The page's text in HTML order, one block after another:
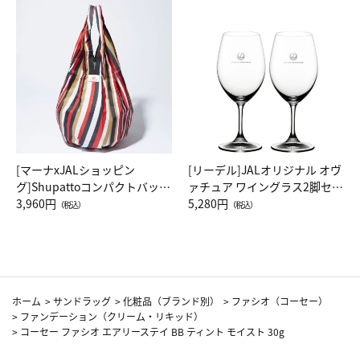
[マーナxJALショッピン
グ]Shupattoコンパクトバッグ
Drop JAL客室乗務員（LC）ス
3,960円 （税込）
[リーデル]JALオリジナル オヴ
ァチュア ワイングラス2脚セッ
ト（レッドワイン）
5,280円 （税込）
ホーム >サンドラッグ >化粧品（ブランド別） > ファシオ（コーセー）
> ファンデーション（クリーム・リキッド）
> コーセー ファシオ エアリーステイ BB ティント モイスト 30g